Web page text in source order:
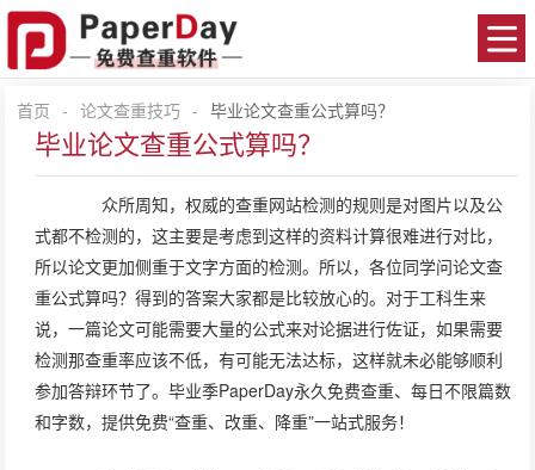
首页 - 论文查重技巧 - 毕业论文查重公式算吗？
毕业论文查重公式算吗？
众所周知，权威的查重网站检测的规则是对图片以及公
式都不检测的，这主要是考虑到这样的资料计算很难进行对比，
所以论文更加侧重于文字方面的检测。所以，各位同学问论文查
重公式算吗？得到的答案大家都是比较放心的。对于工科生来
说，一篇论文可能需要大量的公式来对论据进行佐证，如果需要
检测那查重率应该不低，有可能无法达标，这样就未必能够顺利
参加答辩环节了。毕业季PaperDay永久免费查重、每日不限篇数
和字数，提供免费“查重、改重、降重”一站式服务！